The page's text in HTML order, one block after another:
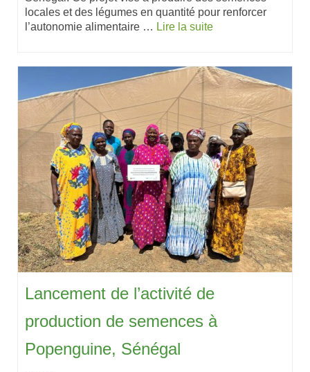
locales et des légumes en quantité pour renforcer
l’autonomie alimentaire … Lire la suite
Lancement de l’activité de
production de semences à
Popenguine, Sénégal